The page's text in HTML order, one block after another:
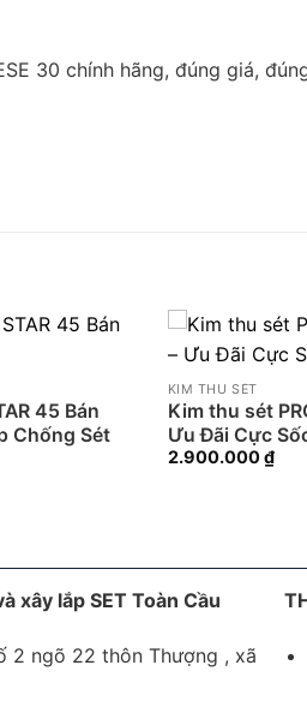
30 chính hãng, đúng giá,
45 Bán
Chống Sét
KIM THU SÉT
Kim thu sét
Ưu Đãi Cực
2.900.000₫
xây lắp SET Toàn Cầu
2 ngõ 22 thôn Thượng , xã